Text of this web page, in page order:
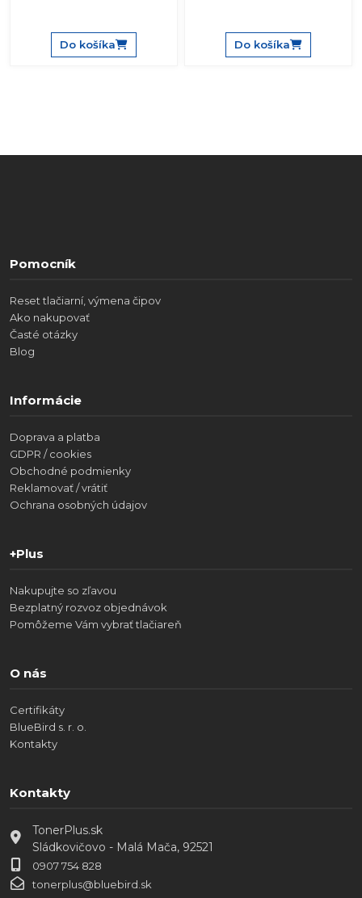
Do košíka Do košíka
Pomocník
Reset tlačiarní, výmena čipov
Ako nakupovať
Časté otázky
Blog
Informácie
Doprava a platba
GDPR / cookies
Obchodné podmienky
Reklamovať / vrátiť
Ochrana osobných údajov
+Plus
Nakupujte so zľavou
Bezplatný rozvoz objednávok
Pomôžeme Vám vybrať tlačiareň
O nás
Certifikáty
BlueBird s. r. o.
Kontakty
Kontakty
TonerPlus.sk
Sládkovičovo - Malá Mača, 92521
0907 754 828
tonerplus@bluebird.sk